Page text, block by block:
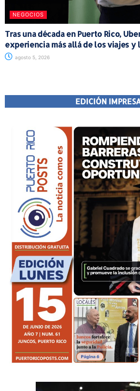
NEGOCIOS
Tras una década en Puerto Rico,
experiencia más allá de los viajes y
agosto 5, 2026
EDICIÓN